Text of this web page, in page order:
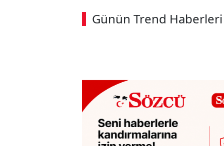
Günün Trend Haberleri